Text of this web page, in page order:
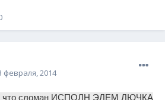
февраля, 2014
что сломан ИСПОЛН ЭЛЕМ ЛЮЧКА